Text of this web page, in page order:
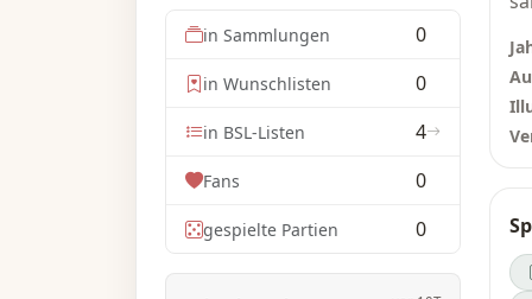
in Sammlungen 0
in Wunschlisten 0
in BSL-Listen 4
Fans 0
gespielte Partien 0
In